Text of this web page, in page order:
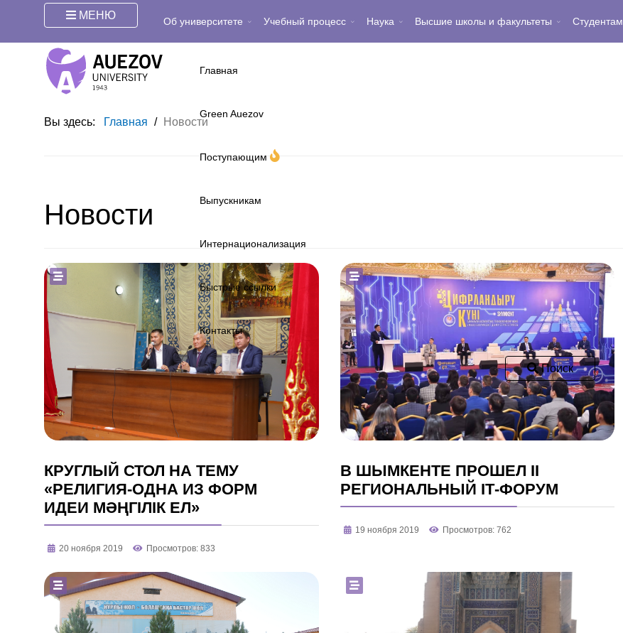
МЕНЮ Об университете Учебный процесс Наука Высшие школы и факультеты Студентам
Главная
Green Auezov
Поступающим
Выпускникам
Интернационализация
Быстрые ссылки
Контакты
Поиск
Вы здесь: Главная / Новости
Новости
КРУГЛЫЙ СТОЛ НА ТЕМУ
«РЕЛИГИЯ-ОДНА ИЗ ФОРМ
ИДЕИ МӘҢГІЛІК ЕЛ»
20 ноября 2019 Просмотров: 833
В ШЫМКЕНТЕ ПРОШЕЛ II
РЕГИОНАЛЬНЫЙ ІТ-ФОРУМ
19 ноября 2019 Просмотров: 762